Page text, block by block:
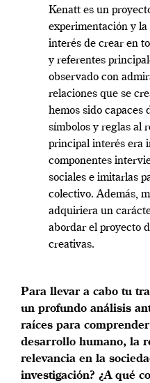
Kenatt es un
experimentación y
interés de crear en
y referentes
observado con
relaciones que se
hemos sido capaces
símbolos y reglas al
principal interés era
componentes
sociales e imitarlas
colectivo. Además,
adquiriera un
abordar el proyecto
creativas.
Para llevar a cabo tu
un profundo análisis
raíces para
desarrollo humano, la
relevancia en la
investigación? ¿A qué